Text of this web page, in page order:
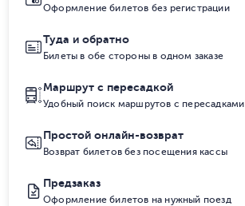
Оформление билетов без регистрации
Туда и обратно
Билеты в обе стороны в одном заказе
Маршрут с пересадкой
Удобный поиск маршрутов с пересадками
Простой онлайн-возврат
Возврат билетов без посещения кассы
Предзаказ
Оформление билетов на нужный поезд